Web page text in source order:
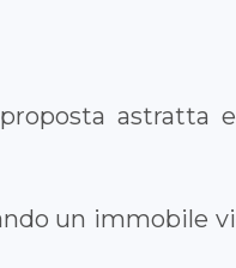
astratta
un immobile